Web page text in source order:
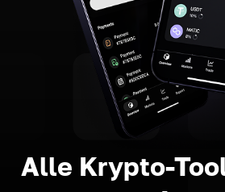
Alle Krypto-